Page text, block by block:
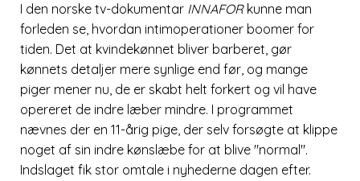
I den norske tv-dokumentar INNAFORkunne man
forleden se, hvordan intimoperationer boomer for
tiden. Det at kvindekønnet bliver barberet, gør
kønnets detaljer mere synlige end før, og mange
piger mener nu, de er skabt helt forkert og vil have
opereret de indre læber mindre. I programmet
nævnes der en 11-årig pige, der selv forsøgte at klippe
noget af sin indre kønslæbe for at blive normal .
Indslaget fik stor omtale i nyhederne dagen efter.